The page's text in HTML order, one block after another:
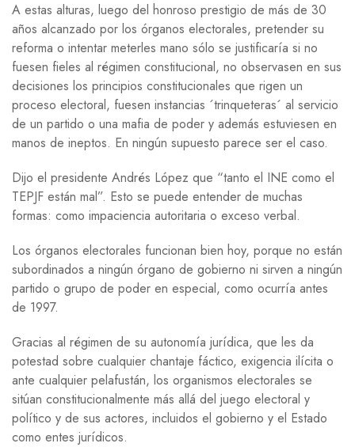
A estas alturas, luego del honroso prestigio de más de 30
años alcanzado por los órganos electorales, pretender su
reforma o intentar meterles mano sólo se justificaría si no
fuesen fieles al régimen constitucional, no observasen en sus
decisiones los principios constitucionales que rigen un
proceso electoral, fuesen instancias ´trinqueteras´ al servicio
de un partido o una mafia de poder y además estuviesen en
manos de ineptos. En ningún supuesto parece ser el caso.
Dijo el presidente Andrés López que “tanto el INE como el
TEPJF están mal”. Esto se puede entender de muchas
formas: como impaciencia autoritaria o exceso verbal.
Los órganos electorales funcionan bien hoy, porque no están
subordinados a ningún órgano de gobierno ni sirven a ningún
partido o grupo de poder en especial, como ocurría antes
de 1997.
Gracias al régimen de su autonomía jurídica, que les da
potestad sobre cualquier chantaje fáctico, exigencia ilícita o
ante cualquier pelafustán, los organismos electorales se
sitúan constitucionalmente más allá del juego electoral y
político y de sus actores, incluidos el gobierno y el Estado
como entes jurídicos.